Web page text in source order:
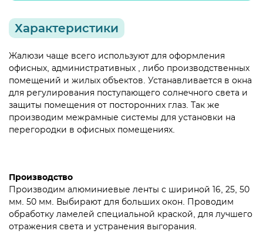
Характеристики
Жалюзи чаще всего используют для оформления
офисных, административных , либо производственных
помещений и жилых объектов. Устанавливается в окна
для регулирования поступающего солнечного света и
защиты помещения от посторонних глаз. Так же
производим межрамные системы для установки на
перегородки в офисных помещениях.
Производство
Производим алюминиевые ленты с шириной 16, 25, 50
мм. 50 мм. Выбирают для больших окон. Проводим
обработку ламелей специальной краской, для лучшего
отражения света и устранения выгорания.